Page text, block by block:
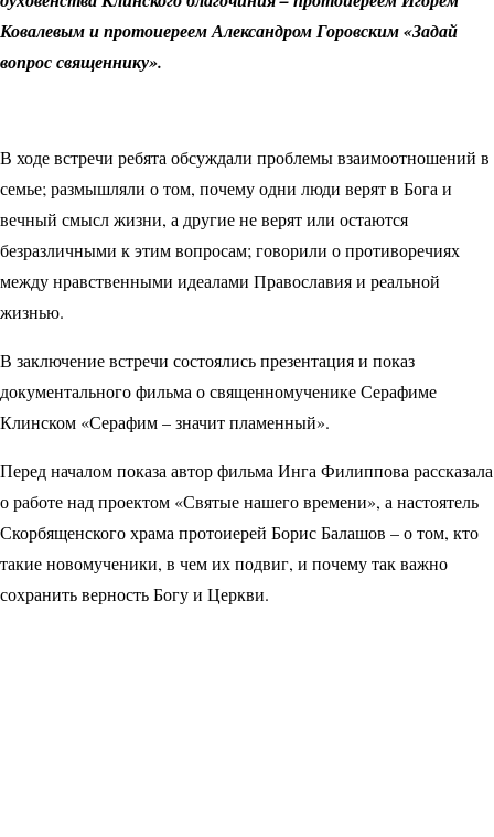
Ковалевым и протоиереем Александром Горовским «Задай
вопрос священнику».
В ходе встречи ребята обсуждали проблемы взаимоотношений в
семье; размышляли о том, почему одни люди верят в Бога и
вечный смысл жизни, а другие не верят или остаются
безразличными к этим вопросам; говорили о противоречиях
между нравственными идеалами Православия и реальной
жизнью.
В заключение встречи состоялись презентация и показ
документального фильма о священномученике Серафиме
Клинском «Серафим – значит пламенный».
Перед началом показа автор фильма Инга Филиппова рассказала
о работе над проектом «Святые нашего времени», а настоятель
Скорбященского храма протоиерей Борис Балашов – о том, кто
такие новомученики, в чем их подвиг, и почему так важно
сохранить верность Богу и Церкви.